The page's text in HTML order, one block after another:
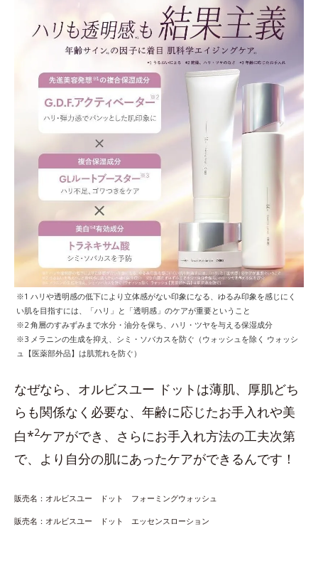
※1 ハリや透明感の低下により立体感がない印象になる、ゆるみ印象を感じにく
い肌を目指すには、「ハリ」と「透明感」のケアが重要ということ
※2 角層のすみずみまで水分・油分を保ち、ハリ・ツヤを与える保湿成分
※3 メラニンの生成を抑え、シミ・ソバカスを防ぐ（ウォッシュを除く ウォッシ
ュ【医薬部外品】は肌荒れを防ぐ）
なぜなら、オルビスユー ドットは薄肌、厚肌どち
らも関係なく必要な、年齢に応じたお手入れや美
白*2ケアができ、さらにお手入れ方法の工夫次第
で、より自分の肌にあったケアができるんです！
販売名：オルビスユー ドット フォーミングウォッシュ
販売名：オルビスユー ドット エッセンスローション